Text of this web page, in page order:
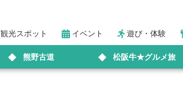
観光スポット イベント 遊び・体験
熊野古道 松阪牛★グルメ旅